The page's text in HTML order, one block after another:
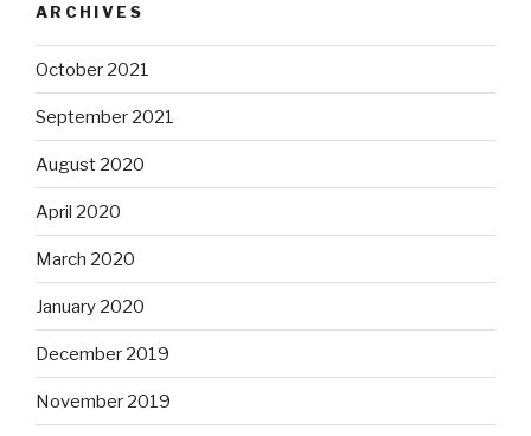
ARCHIVES
October 2021
September 2021
August 2020
April 2020
March 2020
January 2020
December 2019
November 2019